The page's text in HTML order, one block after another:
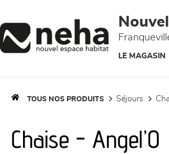
LE MAGASIN
TOUS NOS PRODUITS séjours
Chaise - Angel’O